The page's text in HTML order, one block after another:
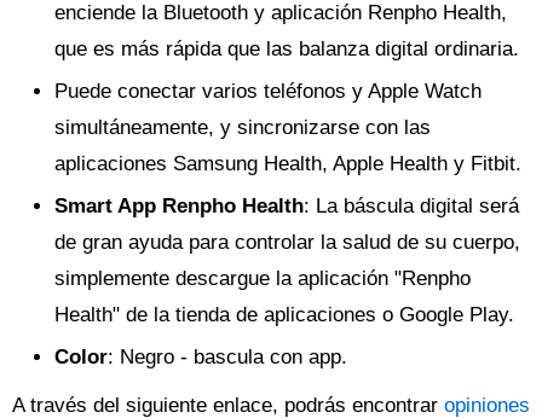
enciende la Bluetooth y aplicación Renpho Health,
que es más rápida que las balanza digital ordinaria.
Puede conectar varios teléfonos y Apple Watch
simultáneamente, y sincronizarse con las
aplicaciones Samsung Health, Apple Health y Fitbit.
Smart App Renpho Health: La báscula digital será
de gran ayuda para controlar la salud de su cuerpo,
simplemente descargue la aplicación "Renpho
Health" de la tienda de aplicaciones o Google Play.
Color: Negro - bascula con app.
A través del siguiente enlace, podrás encontrar opiniones